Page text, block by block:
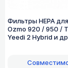
Фильтры HEPA
Ozmo 920 / 950 /
Yeedi 2 Hybrid и